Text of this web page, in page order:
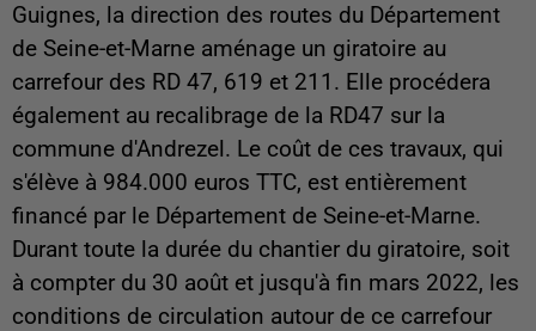
Guignes, la direction des routes du Département
de Seine-et-Marne aménage un giratoire au
carrefour des RD 47, 619 et 211. Elle procédera
également au recalibrage de la RD47 sur la
commune d'Andrezel. Le coût de ces travaux, qui
s'élève à 984.000 euros TTC, est entièrement
financé par le Département de Seine-et-Marne.
Durant toute la durée du chantier du giratoire, soit
à compter du 30 août et jusqu'à fin mars 2022, les
conditions de circulation autour de ce carrefour